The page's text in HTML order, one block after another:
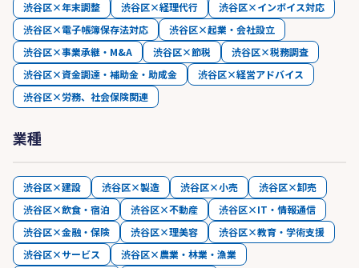
渋谷区×年末調整
渋谷区×経理代行
渋谷区×インボイス対応
渋谷区×電子帳簿保存法対応
渋谷区×起業・会社設立
渋谷区×事業承継・M&A
渋谷区×節税
渋谷区×税務調査
渋谷区×資金調達・補助金・助成金
渋谷区×経営アドバイス
渋谷区×労務、社会保険関連
業種
渋谷区×建設 渋谷区×製造 渋谷区×小売
渋谷区×卸売
渋谷区×飲食・宿泊
渋谷区×不動産
渋谷区×IT・情報通信
渋谷区×金融・保険
渋谷区×理美容
渋谷区×教育・学術支援
渋谷区×サービス
渋谷区×農業・林業・漁業